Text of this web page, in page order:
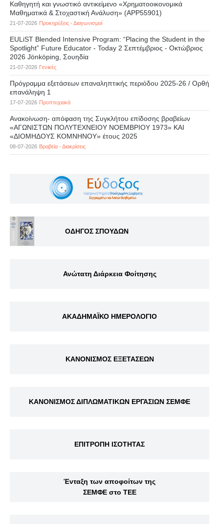
Καθηγητή και γνωστικό αντικείμενο «Χρηματοοικονομικά
Μαθηματικά & Στοχαστική Ανάλυση» (APP55901)
21-07-2026 Προκηρύξεις - Διαγωνισμοί
EULiST Blended Intensive Program: “Placing the Student in the
Spotlight” Future Educator - Today 2 Σεπτέμβριος - Οκτώβριος
2026 Jönköping, Σουηδία
21-07-2026 Γενικές
Πρόγραμμα εξετάσεων επαναληπτικής περιόδου 2025-26 / Ορθή
επανάληψη 1
17-07-2026 Προπτυχιακά
Ανακοίνωση- απόφαση της Συγκλήτου επίδοσης βραβείων
«ΑΓΩΝΙΣΤΩΝ ΠΟΛΥΤΕΧΝΕΙΟΥ ΝΟΕΜΒΡΙΟΥ 1973» ΚΑΙ
«ΔΙΟΜΗΔΟΥΣ ΚΟΜΝΗΝΟΥ» έτους 2025
08-07-2026 Βραβεία - Διακρίσεις
ΟΔΗΓΟΣ ΣΠΟΥΔΩΝ
Ανώτατη Διάρκεια Φοίτησης
ΑΚΑΔΗΜΑΪΚΟ ΗΜΕΡΟΛΟΓΙΟ
ΚΑΝΟΝΙΣΜΟΣ ΕΞΕΤΑΣΕΩΝ
ΚΑΝΟΝΙΣΜΟΣ ΔΙΠΛΩΜΑΤΙΚΩΝ ΕΡΓΑΣΙΩΝ ΣΕΜΦΕ
ΕΠΙΤΡΟΠΗ ΙΣΟΤΗΤΑΣ
Ένταξη των αποφοίτων της
ΣΕΜΦΕ στο ΤΕΕ